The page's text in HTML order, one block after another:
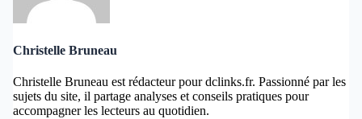
Christelle Bruneau
Christelle Bruneau est rédacteur pour dclinks.fr. Passionné par les
sujets du site, il partage analyses et conseils pratiques pour
accompagner les lecteurs au quotidien.